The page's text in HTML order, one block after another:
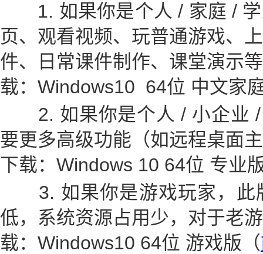
1. 如果你是个人 / 家庭 / 学
页、观看视频、玩普通游戏、
件、日常课件制作、课堂演示
载：Windows10 64位 中文家
2. 如果你是个人 / 小企业 /
要更多高级功能（如远程桌面
下载：Windows 10 64位 专业
3. 如果你是游戏玩家，此
低，系统资源占用少，对于老
载：Windows10 64位 游戏版（